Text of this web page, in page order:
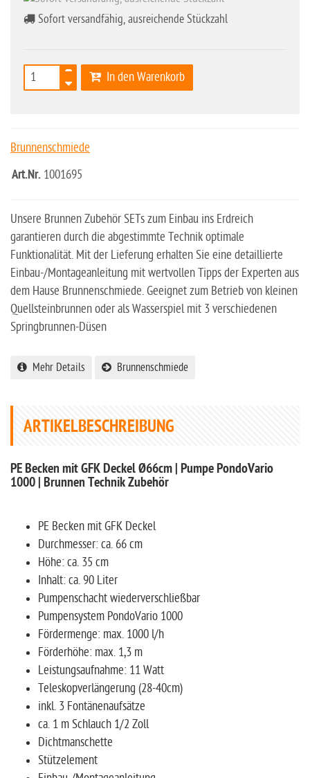
Sofort versandfähig, ausreichende Stückzahl
In den Warenkorb
Brunnenschmiede
Art.Nr. 1001695
Unsere Brunnen Zubehör SETs zum Einbau ins Erdreich
garantieren durch die abgestimmte Technik optimale
Funktionalität. Mit der Lieferung erhalten Sie eine detaillierte
Einbau-/Montageanleitung mit wertvollen Tipps der Experten aus
dem Hause Brunnenschmiede. Geeignet zum Betrieb von kleinen
Quellsteinbrunnen oder als Wasserspiel mit 3 verschiedenen
Springbrunnen-Düsen
Mehr Details Brunnenschmiede
ARTIKELBESCHREIBUNG
PE Becken mit GFK Deckel Ø66cm | Pumpe PondoVario
1000 | Brunnen Technik Zubehör
PE Becken mit GFK Deckel
Durchmesser: ca. 66 cm
Höhe: ca. 35 cm
Inhalt: ca. 90 Liter
Pumpenschacht wiederverschließbar
Pumpensystem PondoVario 1000
Fördermenge: max. 1000 l/h
Förderhöhe: max. 1,3 m
Leistungsaufnahme: 11 Watt
Teleskopverlängerung (28-40cm)
inkl. 3 Fontänenaufsätze
ca. 1 m Schlauch 1/2 Zoll
Dichtmanschette
Stützelement